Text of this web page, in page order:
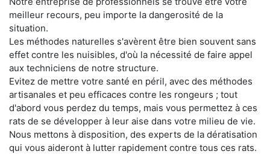
meilleur recours, peu importe la dangerosité de la
situation.
Les méthodes naturelles s'avèrent être bien souvent sans
effet contre les nuisibles, d'où la nécessité de faire appel
aux techniciens de notre structure.
Evitez de mettre votre santé en péril, avec des méthodes
artisanales et peu efficaces contre les rongeurs ; tout
d'abord vous perdez du temps, mais vous permettez à ces
rats de se développer à leur aise dans votre milieu de vie.
Nous mettons à disposition, des experts de la dératisation
qui vous aideront à lutter rapidement contre tous ces rats.